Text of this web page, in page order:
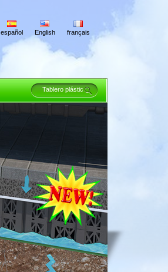
español English français